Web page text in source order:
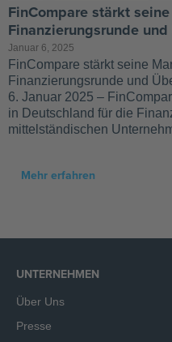
FinCompare stärkt
Finanzierungsrunde
Januar 6, 2025
FinCompare stärkt seine
Finanzierungsrunde und
6. Januar 2025 –
in Deutschland für die
mittelständischen
Mehr erfahren
UNTERNEHMEN
Über Uns
Presse